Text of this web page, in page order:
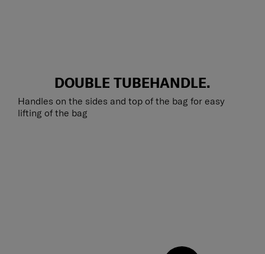
DOUBLE TUBEHANDLE.
Handles on the sides and top of the bag for easy
lifting of the bag